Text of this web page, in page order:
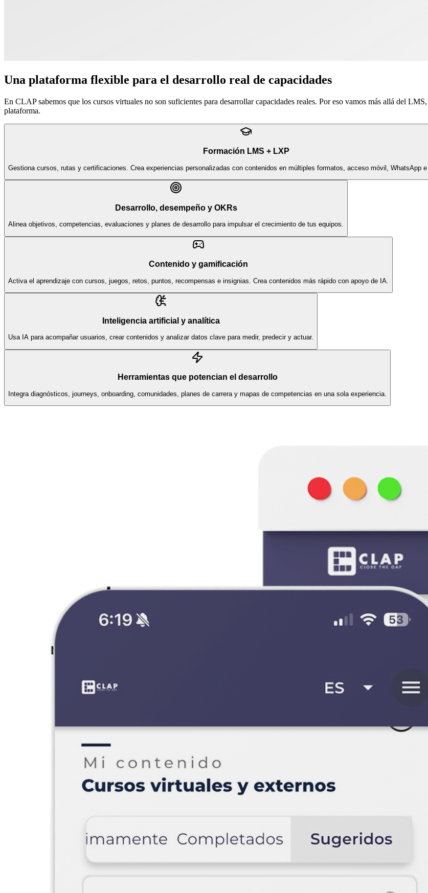
Una plataforma flexible para el desarrollo real de capacidades
En CLAP sabemos que los cursos virtuales no son suficientes para desarrollar capacidades reales. Por eso vamos más allá del
plataforma.
Formación LMS + LXP
Gestiona cursos, rutas y certificaciones. Crea experiencias personalizadas con contenidos en múltiples formatos, acceso móvil, WhatsApp e
Desarrollo, desempeño y OKRs
Alinea objetivos, competencias, evaluaciones y planes de desarrollo para impulsar el crecimiento de tus equipos.
Contenido y gamificación
Activa el aprendizaje con cursos, juegos, retos, puntos, recompensas e insignias. Crea contenidos más rápido con apoyo de IA.
Inteligencia artificial y analítica
Usa IA para acompañar usuarios, crear contenidos y analizar datos clave para medir, predecir y actuar.
Herramientas que potencian el desarrollo
Integra diagnósticos, journeys, onboarding, comunidades, planes de carrera y mapas de competencias en una sola experiencia.